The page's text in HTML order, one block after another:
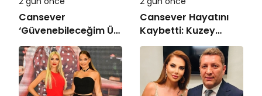
Cansever
‘Güvenebileceğim Üç
İnsandan Biri’
Demişti: Mahmut
Görgen’den
Cansever’e Duygusal
Cansever Hayatını
Kaybetti: Kuzey
Makedonya’da
Toprağa Verilecek